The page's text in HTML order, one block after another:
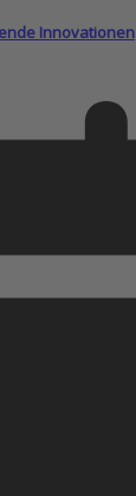
Innovationen